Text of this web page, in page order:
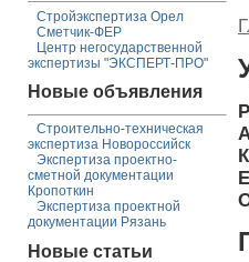
Стройэкспертиза Орел
Сметчик-ФЕР
Центр негосударственной
экспертизы "ЭКСПЕРТ-ПРО"
Новые объявления
Строительно-техническая
экспертиза Новороссийск
Экспертиза проектно-
сметной документации
Кропоткин
Экспертиза проектной
документации Рязань
Новые статьи